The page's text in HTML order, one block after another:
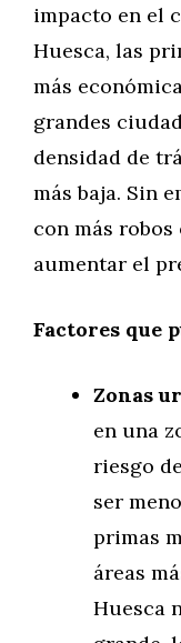
impacto en el
Huesca, las
más
grandes
densidad de
más baja. Sin
con más
aumentar el
Factores que
Zonas
en una
riesgo
ser
primas
áreas
Huesca